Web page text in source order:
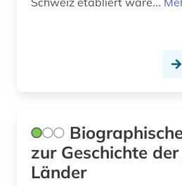
galloromanistik (5)
gartenarchitekt (1)
zur Geschichte
Länder